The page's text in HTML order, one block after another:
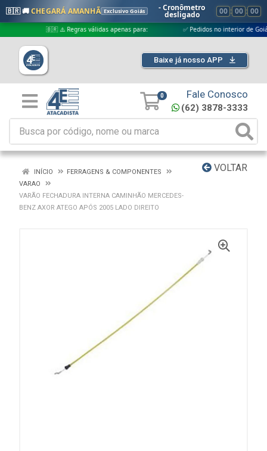
🇧🇷 🚚CHEGARÁ AMANHÃ Exclusivo Goiás - Cronômetro
desligado 00 : 00 : 00
🇧🇷 ⚠️ Regras válidas apenas para: ✅ Pedidos no interior de Goiás
Baixe já nosso APP
0 Fale Conosco
(62) 3878-3333
VOLTAR
INÍCIO
FERRAGENS & COMPONENTES
VARAO
VARÃO FECHADURA INTERNA CAMINHÃO MERCEDES-
BENZ AXOR ATEGO APÓS 2005 LADO DIREITO